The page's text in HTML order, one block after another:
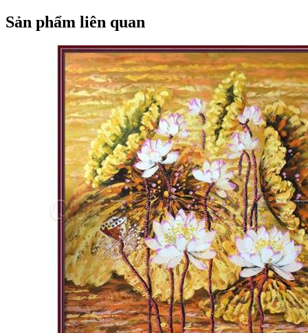
Sản phẩm liên quan